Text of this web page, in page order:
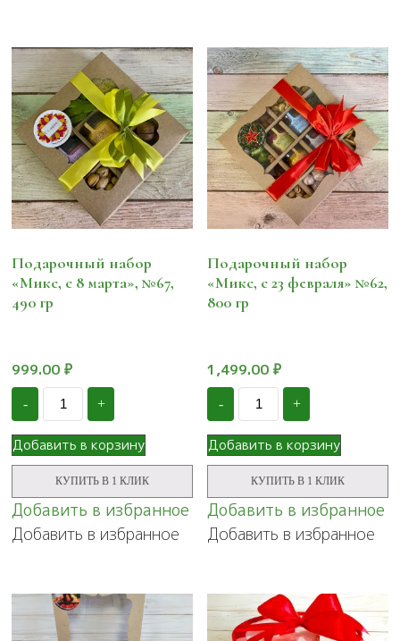
Подарочный набор
«Микс, с 8 марта», №67,
490 гр
999.00 ₽
- Количество
Подарочный
набор
«Микс,
с
марта»,
№67,
490
гр
+
Добавить в корзину
КУПИТЬ В 1 КЛИК
Добавить в избранное
Добавить в избранное
Подарочный набор
«Микс, с 23 февраля» №62,
800 гр
1,499.00₽
- Количество
Подарочный
набор
«Микс,
с
23
февраля»
№62,
800
гр
+
Добавить в корзину
КУПИТЬ В 1 КЛИК
Добавить в избранное
Добавить в избранное